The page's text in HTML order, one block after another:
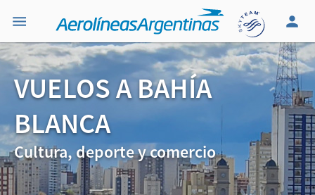
VUELOS A BAHÍA
BLANCA
Cultura, deporte y comercio